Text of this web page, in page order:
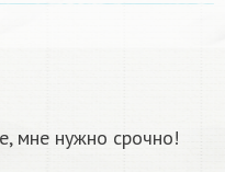
мне нужно срочно!